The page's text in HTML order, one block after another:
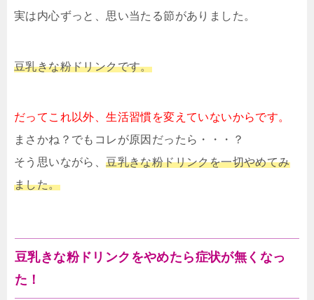
実は内心ずっと、思い当たる節がありました。
豆乳きな粉ドリンクです。
だってこれ以外、生活習慣を変えていないからです。
まさかね？でもコレが原因だったら・・・？
そう思いながら、豆乳きな粉ドリンクを一切やめてみ
ました。
豆乳きな粉ドリンクをやめたら症状が無くなっ
た！